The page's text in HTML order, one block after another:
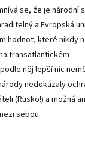
se, že je národní
a Evropská
hodnot, které nikdy
transatlantickém
něj lepší nic
nedokázaly
(Rusko!) a možná
sebou.